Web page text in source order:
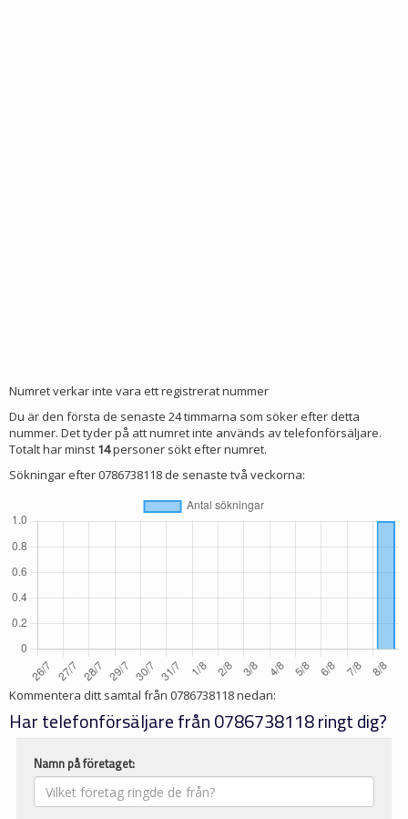
Numret verkar inte vara ett registrerat nummer
Du är den första de senaste 24 timmarna som söker efter detta
nummer. Det tyder på att numret inte används av telefonförsäljare.
Totalt har minst 14personer sökt efter numret.
Sökningar efter 0786738118 de senaste två veckorna:
Kommentera ditt samtal från 0786738118nedan:
Har telefonförsäljare från 0786738118 ringt dig?
Namn på företaget: